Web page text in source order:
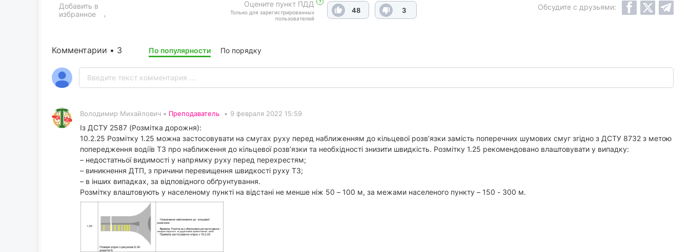
Оцените пункт ПДД ?
Только для зарегистрированных
пользователей
48 3
Добавить в
избранное
Обсудите с друзьями:
Комментарии • 3 По популярности По порядку
Володимир Михайлович • Преподаватель • 9 февраля 2022 15:59
Із ДСТУ 2587 (Розмітка дорожня):
10.2.25 Розмітку 1.25 можна застосовувати на смугах руху перед наближенням до кільцевої розв’язки замість поперечних шумових смуг згідно з ДСТУ 8732 з метою
попередження водіїв ТЗ про наближення до кільцевої розв’язки та необхідності знизити швидкість. Розмітку 1.25 рекомендовано влаштовувати у випадку:
– недостатньої видимості у напрямку руху перед перехрестям;
– виникнення ДТП, з причини перевищення швидкості руху ТЗ;
– в інших випадках, за відповідного обґрунтування.
Розмітку влаштовують у населеному пункті на відстані не менше ніж 50 – 100 м, за межами населеного пункту – 150 - 300 м.